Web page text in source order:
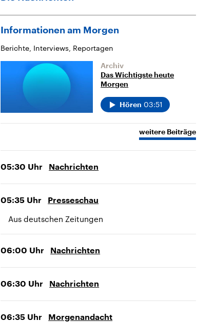
Informationen am Morgen
Berichte, Interviews, Reportagen
Archiv
Das Wichtigste heute
Morgen
Hören 03:51
weitere Beiträge
05:30 Uhr Nachrichten
05:35 Uhr Presseschau
Aus deutschen Zeitungen
06:00 Uhr Nachrichten
06:30 Uhr Nachrichten
06:35 Uhr Morgenandacht